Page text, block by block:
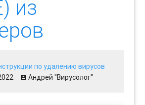
из
по удалению вирусов
Андрей "Вирусолог"